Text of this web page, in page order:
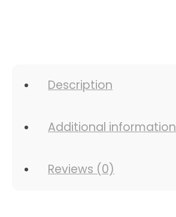
Description
Additional information
Reviews (0)